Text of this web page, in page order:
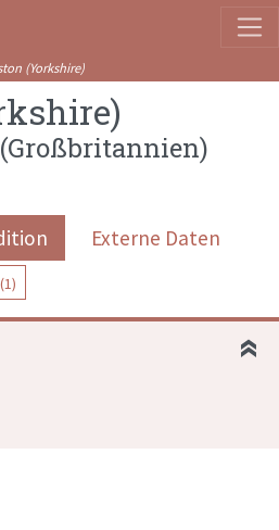
(Yorkshire)
(Großbritannien)
Externe Daten
(1)